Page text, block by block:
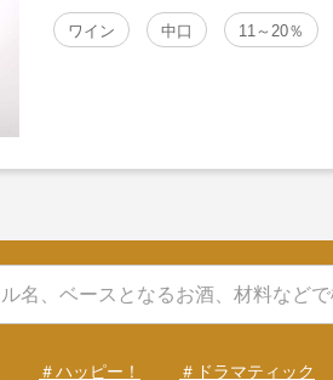
ワイン 中口 11～20％
＃ハッピー！ ＃ドラマティック